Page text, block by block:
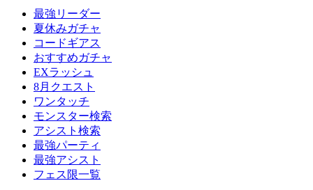
最強リーダー
夏休みガチャ
コードギアス
おすすめガチャ
EXラッシュ
8月クエスト
ワンタッチ
モンスター検索
アシスト検索
最強パーティ
最強アシスト
フェス限一覧